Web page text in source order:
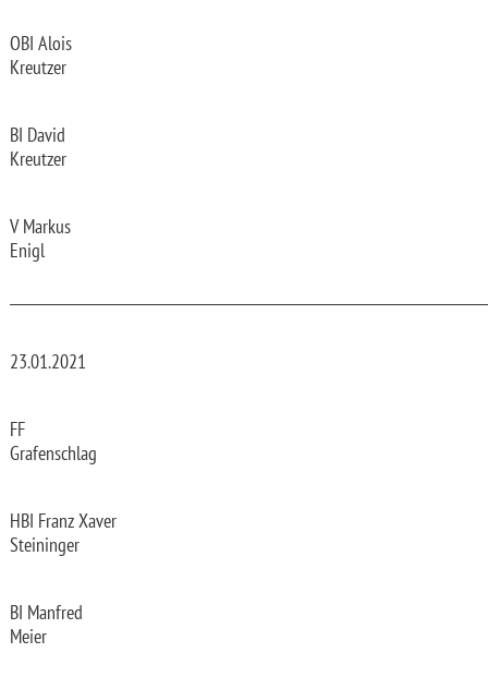
OBI Alois
Kreutzer
BI David
Kreutzer
V Markus
Enigl
23.01.2021
FF
Grafenschlag
HBI Franz Xaver
Steininger
BI Manfred
Meier